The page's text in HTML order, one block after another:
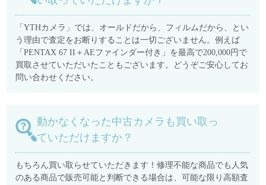
「YTHカメラ」では、オールドだから、フィルムだから、とい
う理由で査定をお断りすることは一切ございません。例えば
「PENTAX 67 II＋AEファインダー付き」を最高で200,000円で
買取させていただいたこともございます。どうぞご安心してお
問い合わせください。
動かなくなった中古カメラも買い取っ
ていただけますか？
もちろん買い取らせていただきます！修理不能な商品でも人気
のある商品で販売可能と判断できる場合は、可能な限り高額査